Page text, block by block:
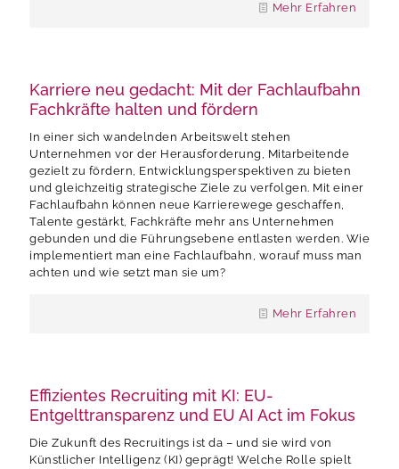
Mehr Erfahren
Karriere neu gedacht: Mit der Fachlaufbahn
Fachkräfte halten und fördern
In einer sich wandelnden Arbeitswelt stehen
Unternehmen vor der Herausforderung, Mitarbeitende
gezielt zu fördern, Entwicklungsperspektiven zu bieten
und gleichzeitig strategische Ziele zu verfolgen. Mit einer
Fachlaufbahn können neue Karrierewege geschaffen,
Talente gestärkt, Fachkräfte mehr ans Unternehmen
gebunden und die Führungsebene entlasten werden. Wie
implementiert man eine Fachlaufbahn, worauf muss man
achten und wie setzt man sie um?
Mehr Erfahren
Effizientes Recruiting mit KI: EU-
Entgelttransparenz und EU AI Act im Fokus
Die Zukunft des Recruitings ist da – und sie wird von
Künstlicher Intelligenz (KI) geprägt! Welche Rolle spielt